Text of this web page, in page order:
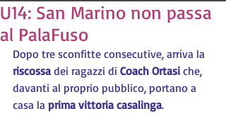
U14: San Marino non passa
al PalaFuso
Dopo tre sconfitte consecutive, arriva la
riscossa dei ragazzi di Coach Ortasi che,
davanti al proprio pubblico, portano a
casa la prima vittoria casalinga.